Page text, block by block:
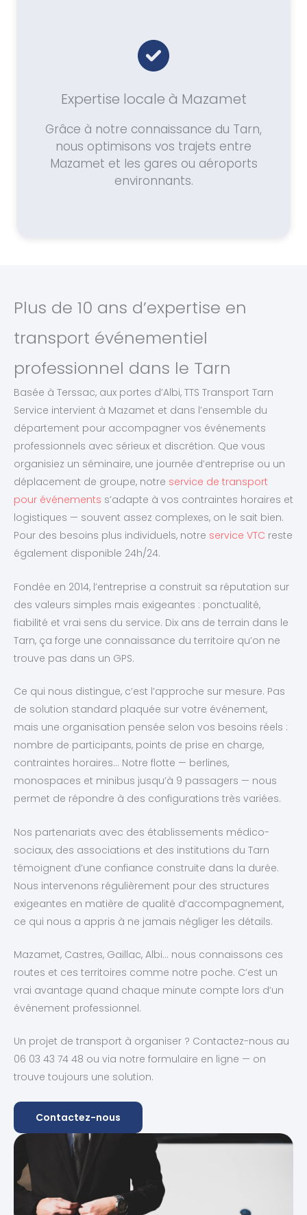
Expertise locale à Mazamet
Grâce à notre connaissance du Tarn,
nous optimisons vos trajets entre
Mazamet et les gares ou aéroports
environnants.
Plus de 10 ans d’expertise en
transport événementiel
professionnel dans le Tarn
Basée à Terssac, aux portes d’Albi, TTS Transport Tarn
Service intervient à Mazamet et dans l’ensemble du
département pour accompagner vos événements
professionnels avec sérieux et discrétion. Que vous
organisiez un séminaire, une journée d’entreprise ou un
déplacement de groupe, notre service de transport
pour événements s’adapte à vos contraintes horaires et
logistiques — souvent assez complexes, on le sait bien.
Pour des besoins plus individuels, notre service VTC reste
également disponible 24h/24.
Fondée en 2014, l’entreprise a construit sa réputation sur
des valeurs simples mais exigeantes : ponctualité,
fiabilité et vrai sens du service. Dix ans de terrain dans le
Tarn, ça forge une connaissance du territoire qu’on ne
trouve pas dans un GPS.
Ce qui nous distingue, c’est l’approche sur mesure. Pas
de solution standard plaquée sur votre événement,
mais une organisation pensée selon vos besoins réels :
nombre de participants, points de prise en charge,
contraintes horaires… Notre flotte — berlines,
monospaces et minibus jusqu’à 9 passagers — nous
permet de répondre à des configurations très variées.
Nos partenariats avec des établissements médico-
sociaux, des associations et des institutions du Tarn
témoignent d’une confiance construite dans la durée.
Nous intervenons régulièrement pour des structures
exigeantes en matière de qualité d’accompagnement,
ce qui nous a appris à ne jamais négliger les détails.
Mazamet, Castres, Gaillac, Albi… nous connaissons ces
routes et ces territoires comme notre poche. C’est un
vrai avantage quand chaque minute compte lors d’un
événement professionnel.
Un projet de transport à organiser ? Contactez-nous au
06 03 43 74 48 ou via notre formulaire en ligne — on
trouve toujours une solution.
Contactez-nous